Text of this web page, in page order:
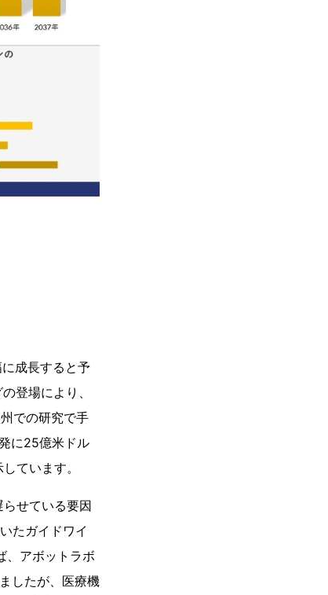
成長すると予
登場により、
での研究で手
に25億米ドル
ています。
せている要因
たガイドワイ
、アボットラボ
したが、医療機